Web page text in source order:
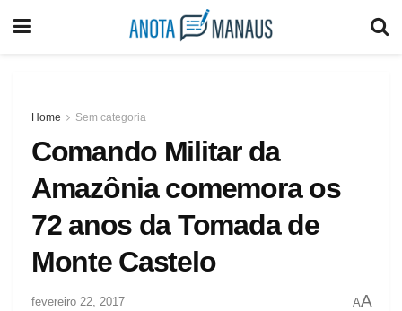
Home Sem categoria
Comando Militar da
Amazônia comemora os
72 anos da Tomada de
Monte Castelo
fevereiro 22, 2017 AA